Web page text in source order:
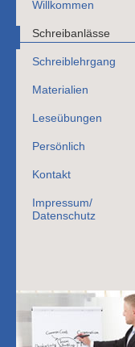
Willkommen
Schreibanlässe
Schreiblehrgang
Materialien
Leseübungen
Persönlich
Kontakt
Impressum/
Datenschutz